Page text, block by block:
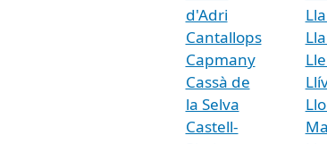
d'Adri
Cantallops
Capmany
Cassà de
la Selva
Castell-